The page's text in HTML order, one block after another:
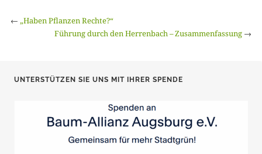
← „Haben Pflanzen Rechte?“
Führung durch den Herrenbach – Zusammenfassung →
UNTERSTÜTZEN SIE UNS MIT IHRER SPENDE